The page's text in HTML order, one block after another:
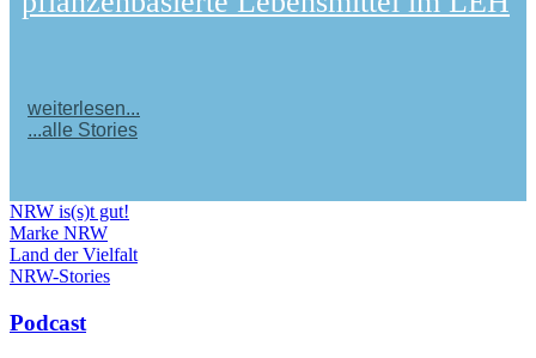
weiterlesen...
...alle Stories
NRW is(s)t gut!
Marke NRW
Land der Vielfalt
NRW-Stories
Podcast